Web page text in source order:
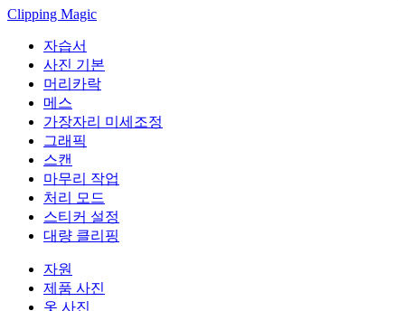
Clipping Magic
자습서
사진 기본
머리카락
메스
가장자리 미세조정
그래픽
스캔
마무리 작업
처리 모드
스티커 설정
대량 클리핑
자원
제품 사진
옷 사진